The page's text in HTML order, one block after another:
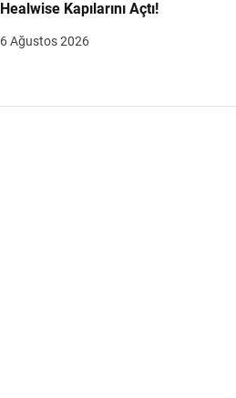
Healwise Kapılarını Açtı!
6 Ağustos 2026